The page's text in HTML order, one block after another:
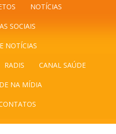
NOTÍCIAS
SOCIAIS
NOTÍCIAS
RADIS CANAL SAÚDE
NA MÍDIA